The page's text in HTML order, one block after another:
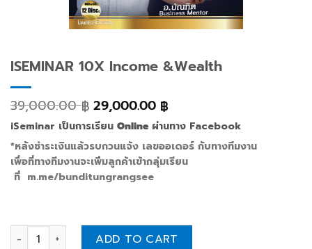
ISEMINAR 10X Income &Wealth
39,000.00฿ 29,000.00 ฿
iSeminar เป็นการเรียน Onlineผ่านทาง Facebook
*หลังชำระเงินแล้วรบกวนแจ้ง เลขออเดอร์ กับทางทีมงาน
เพื่อที่ทางทีมงานจะเพิ่มลูกค้าเข้ากลุ่มเรียน
ที่ m.me/bunditungrangsee
ISEMINAR 10X Income &Wealth quantity
ADD TO CART